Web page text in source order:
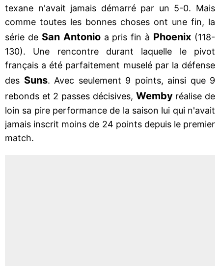
texane n'avait jamais démarré par un 5-0. Mais
comme toutes les bonnes choses ont une fin, la
série de San Antonioa pris fin à Phoenix (118-
130). Une rencontre durant laquelle le pivot
français a été parfaitement muselé par la défense
des Suns. Avec seulement 9 points, ainsi que 9
rebonds et 2 passes décisives, Wemby réalise de
loin sa pire performance de la saison lui qui n'avait
jamais inscrit moins de 24 points depuis le premier
match.